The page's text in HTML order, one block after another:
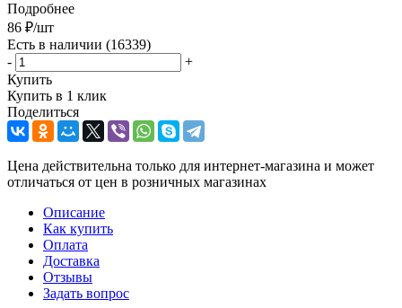
Подробнее
86 ₽/шт
Есть в наличии (16339)
-
+
Купить
Купить в 1 клик
Поделиться
Цена действительна только для интернет-магазина и может
отличаться от цен в розничных магазинах
Описание
Как купить
Оплата
Доставка
Отзывы
Задать вопрос